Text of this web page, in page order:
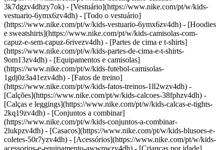
3k7dgzv4dhzy7ok) - [Vestuário](https://www.nike.com/pt/w/kids-
vestuario-6ymx6zv4dh) - [Todo o vestuário]
(https://www.nike.com/pt/w/kids-vestuario-6ymx6zv4dh) - [Hoodies
e sweatshirts](https://www.nike.com/pt/w/kids-camisolas-com-
capuz-e-sem-capuz-6rivezv4dh) - [Partes de cima e t-shirts]
(https://www.nike.com/pt/w/kids-partes-de-cima-e-t-shirts-
9om13zv4dh) - [Equipamentos e camisolas]
(https://www.nike.com/pt/w/kids-futebol-camisolas-
1gdj0z3a41ezv4dh) - [Fatos de treino]
(https://www.nike.com/pt/w/kids-fatos-treinos-1ll2wzv4dh) -
[Calções](https://www.nike.com/pt/w/kids-calcoes-38fphzv4dh) -
[Calças e leggings](https://www.nike.com/pt/w/kids-calcas-e-tights-
2kq19zv4dh) - [Conjuntos a combinar]
(https://www.nike.com/pt/w/kids-conjuntos-a-combinar-
2lukpzv4dh) - [Casacos](https://www.nike.com/pt/w/kids-blusoes-e-
coletes-50r7yzv4dh) - [Acessórios](https://www.nike.com/pt/w/kids-
acessorios-e-equipamento-awwpwzv4dh) - [Crianças por idade]